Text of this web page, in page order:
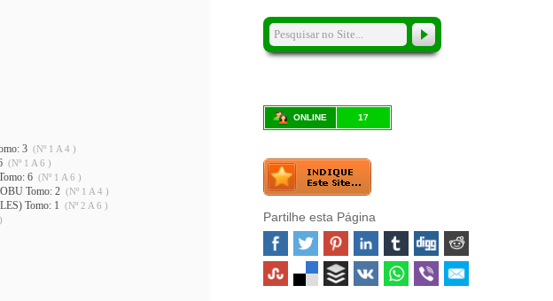
3 (Nº 1 A 4 )
(Nº 1 A 6 )
6 (Nº 1 A 6 )
Tomo: 2 (Nº 1 A 4 )
Tomo: 1 (Nº 2 A 6 )
ONLINE 17
Partilhe esta Página